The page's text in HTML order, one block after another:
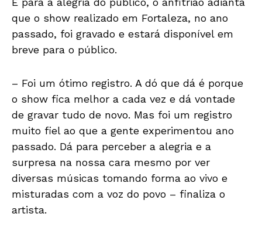
que o show realizado em Fortaleza, no ano
passado, foi gravado e estará disponível em
breve para o público.
– Foi um ótimo registro. A dó que dá é porque
o show fica melhor a cada vez e dá vontade
de gravar tudo de novo. Mas foi um registro
muito fiel ao que a gente experimentou ano
passado. Dá para perceber a alegria e a
surpresa na nossa cara mesmo por ver
diversas músicas tomando forma ao vivo e
misturadas com a voz do povo – finaliza o
artista.